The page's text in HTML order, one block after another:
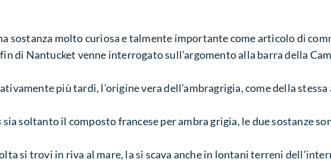
sostanza molto curiosa e talmente importante come articolo di
di Nantucket venne interrogato sull’argomento alla barra della
più tardi, l’origine vera dell’ambragrigia, come della stessa
sia soltanto il composto francese per ambra grigia, le due sostanze
si trovi in riva al mare, la si scava anche in lontani terreni